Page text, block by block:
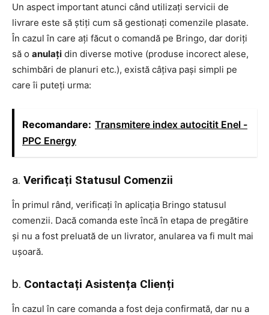
Un aspect important atunci când utilizați servicii de
livrare este să știți cum să gestionați comenzile plasate.
În cazul în care ați făcut o comandă pe Bringo, dar doriți
să o anulați din diverse motive (produse incorect alese,
schimbări de planuri etc.), există câțiva pași simpli pe
care îi puteți urma:
Recomandare: Transmitere index autocitit Enel -
PPC Energy
a. Verificați Statusul Comenzii
În primul rând, verificați în aplicația Bringo statusul
comenzii. Dacă comanda este încă în etapa de pregătire
și nu a fost preluată de un livrator, anularea va fi mult mai
ușoară.
b. Contactați Asistența Clienți
În cazul în care comanda a fost deja confirmată, dar nu a